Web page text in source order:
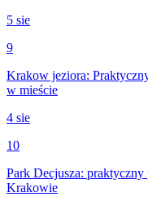
5 sie
9
Krakow jeziora:
w mieście
4 sie
10
Park Decjusza:
Krakowie